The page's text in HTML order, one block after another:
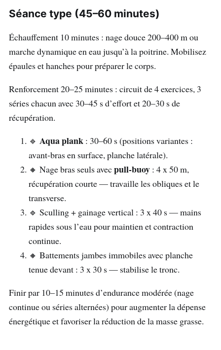
Séance type (45–60 minutes)
Échauffement 10 minutes : nage douce 200–400 m ou
marche dynamique en eau jusqu’à la poitrine. Mobilisez
épaules et hanches pour préparer le corps.
Renforcement 20–25 minutes : circuit de 4 exercices, 3
séries chacun avec 30–45 s d’effort et 20–30 s de
récupération.
🔹 Aqua plank : 30–60 s (positions variantes :
avant-bras en surface, planche latérale).
🔸 Nage bras seuls avecpull-buoy : 4 x 50 m,
récupération courte — travaille les obliques et le
transverse.
🔹 Sculling + gainage vertical : 3 x 40 s — mains
rapides sous l’eau pour maintien et contraction
continue.
🔸 Battements jambes immobiles avec planche
tenue devant : 3 x 30 s — stabilise le tronc.
Finir par 10–15 minutes d’endurance modérée (nage
continue ou séries alternées) pour augmenter la dépense
énergétique et favoriser la réduction de la masse grasse.